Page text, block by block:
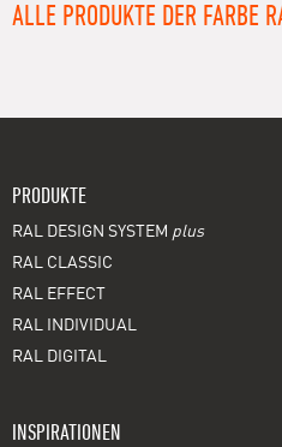
ALLE PRODUKTE DER FARBE
PRODUKTE
RAL DESIGN SYSTEM plus
RAL CLASSIC
RAL EFFECT
RAL INDIVIDUAL
RAL DIGITAL
INSPIRATIONEN